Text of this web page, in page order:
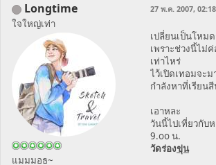
Longtime
ใจใหญ่เท่า
แมมมอธ~
27 พ.ค. 2007,
เปลี่ยนเป็นโหม
เพราะช่วงนี้ไม่
เท่าไหร่
ไว้เปิดเทอมจะ
กำลังหาที่เรียน
เอาหละ
วันนี้ไปเที่ยวกับ
9.oo น.
วัดร่องขุ่น